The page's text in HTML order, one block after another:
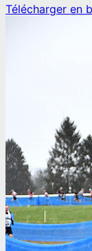
Télécharger en